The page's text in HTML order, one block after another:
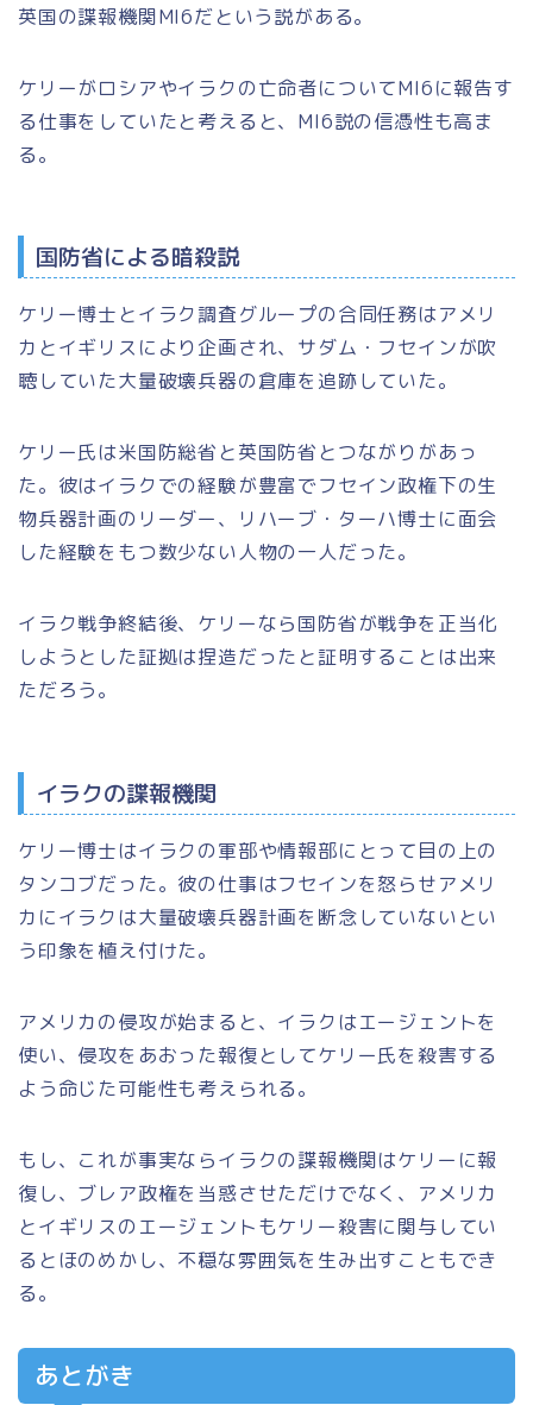
英国の諜報機関MI6だという説がある。
ケリーがロシアやイラクの亡命者についてMI6に報告す
る仕事をしていたと考えると、MI6説の信憑性も高ま
る。
国防省による暗殺説
ケリー博士とイラク調査グループの合同任務はアメリ
カとイギリスにより企画され、サダム・フセインが吹
聴していた大量破壊兵器の倉庫を追跡していた。
ケリー氏は米国防総省と英国防省とつながりがあっ
た。彼はイラクでの経験が豊富でフセイン政権下の生
物兵器計画のリーダー、リハーブ・ターハ博士に面会
した経験をもつ数少ない人物の一人だった。
イラク戦争終結後、ケリーなら国防省が戦争を正当化
しようとした証拠は捏造だったと証明することは出来
ただろう。
イラクの諜報機関
ケリー博士はイラクの軍部や情報部にとって目の上の
タンコブだった。彼の仕事はフセインを怒らせアメリ
カにイラクは大量破壊兵器計画を断念していないとい
う印象を植え付けた。
アメリカの侵攻が始まると、イラクはエージェントを
使い、侵攻をあおった報復としてケリー氏を殺害する
よう命じた可能性も考えられる。
もし、これが事実ならイラクの諜報機関はケリーに報
復し、ブレア政権を当惑させただけでなく、アメリカ
とイギリスのエージェントもケリー殺害に関与してい
るとほのめかし、不穏な雰囲気を生み出すこともでき
る。
あとがき